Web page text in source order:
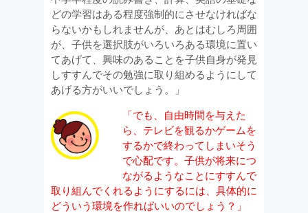
どの学習はある程度強制的にさせなければな
らないかもしれませんが、あとはむしろ周囲
が、子供を選択肢がいろいろある環境に置い
てあげて、興味のあることを子供自身が発見
しすすんでその勉強に取り組めるようにして
あげる方がいいでしょう。」
「でも、自由時間を与えた
ら、テレビを観るかゲームを
するかで終わってしまいそう
で心配です。子供が将来につ
ながるようなことにすすんで
取り組んでくれるようにするには、具体的に
どういう環境を作ればいいのでしょう？」